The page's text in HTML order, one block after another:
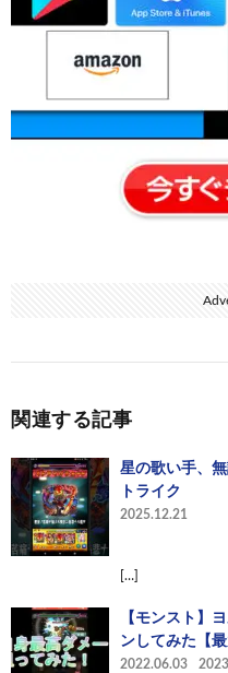
関連する記事
星の歌い手、
トライク
2025.12.21
[…]
【モンスト】
ンしてみた【
2022.06.03